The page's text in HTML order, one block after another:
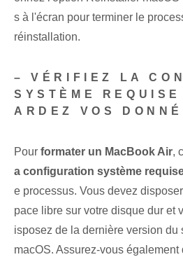
s à l'écran pour terminer le
réinstallation.
– VÉRIFIEZ LA
SYSTÈME
ARDEZ VOS
Pour formater un ⁤MacBook Air,
a configuration système
e ‌processus. Vous devez
pace libre sur votre disque dur et
isposez de la dernière version du
macOS. Assurez-vous